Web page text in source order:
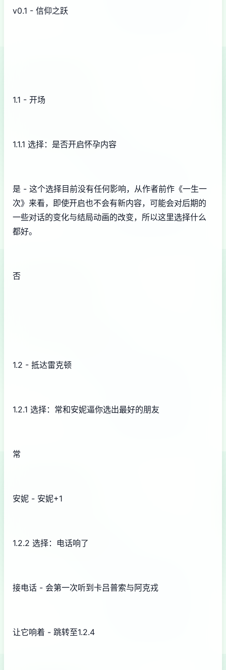
v0.1 - 信仰之跃
1.1 - 开场
1.1.1 选择：是否开启怀孕内容
是 - 这个选择目前没有任何影响，从作者前作《一生一
次》来看，即使开启也不会有新内容，可能会对后期的
一些对话的变化与结局动画的改变，所以这里选择什么
都好。
否
1.2 - 抵达雷克顿
1.2.1 选择：常和安妮逼你选出最好的朋友
常
安妮 - 安妮+1
1.2.2 选择：电话响了
接电话 - 会第一次听到卡吕普索与阿克戎
让它响着 - 跳转至1.2.4